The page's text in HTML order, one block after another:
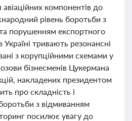
компонентів до
рівень боротьби з
порушенням експортного
тривають резонансні
з корупційними схемами у
бізнесменів Цукермана
накладених президентом
про складність і
з відмиванням
посилює увагу до